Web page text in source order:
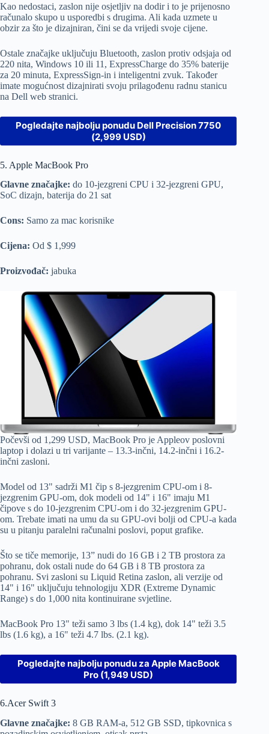
Kao nedostaci, zaslon nije osjetljiv na dodir i to je prijenosno
računalo skupo u usporedbi s drugima. Ali kada uzmete u
obzir za što je dizajniran, čini se da vrijedi svoje cijene.
Ostale značajke uključuju Bluetooth, zaslon protiv odsjaja od
220 nita, Windows 10 ili 11, ExpressCharge do 35% baterije
za 20 minuta, ExpressSign-in i inteligentni zvuk. Također
imate mogućnost dizajnirati svoju prilagođenu radnu stanicu
na Dell web stranici.
Pogledajte najbolju ponudu Dell Precision 7750
(2,999 USD)
5. Apple MacBook Pro
Glavne značajke: do 10-jezgreni CPU i 32-jezgreni GPU,
SoC dizajn, baterija do 21 sat
Cons: Samo za mac korisnike
Cijena: Od $ 1,999
Proizvođač: jabuka
Počevši od 1,299 USD, MacBook Pro je Appleov poslovni
laptop i dolazi u tri varijante – 13.3-inčni, 14.2-inčni i 16.2-
inčni zasloni.
Model od 13" sadrži M1 čip s 8-jezgrenim CPU-om i 8-
jezgrenim GPU-om, dok modeli od 14" i 16" imaju M1
čipove s do 10-jezgrenim CPU-om i do 32-jezgrenim GPU-
om. Trebate imati na umu da su GPU-ovi bolji od CPU-a kada
su u pitanju paralelni računalni poslovi, poput grafike.
Što se tiče memorije, 13” nudi do 16 GB i 2 TB prostora za
pohranu, dok ostali nude do 64 GB i 8 TB prostora za
pohranu. Svi zasloni su Liquid Retina zaslon, ali verzije od
14" i 16" uključuju tehnologiju XDR (Extreme Dynamic
Range) s do 1,000 nita kontinuirane svjetline.
MacBook Pro 13" teži samo 3 lbs (1.4 kg), dok 14" teži 3.5
lbs (1.6 kg), a 16" teži 4.7 lbs. (2.1 kg).
Pogledajte najbolju ponudu za Apple MacBook
Pro (1,949 USD)
6.Acer Swift 3
Glavne značajke: 8 GB RAM-a, 512 GB SSD, tipkovnica s